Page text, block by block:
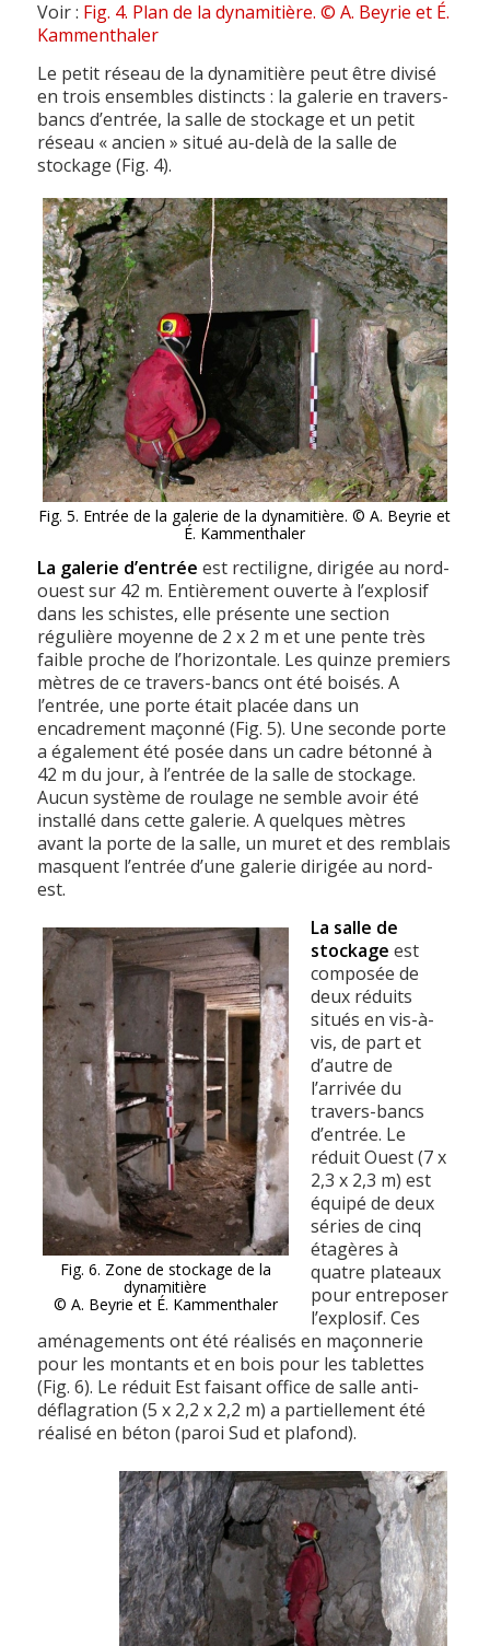
Voir : Fig. 4. Plan de la dynamitière. © A. Beyrie et É.
Kammenthaler
Le petit réseau de la dynamitière peut être divisé
en trois ensembles distincts : la galerie en travers-
bancs d’entrée, la salle de stockage et un petit
réseau « ancien » situé au-delà de la salle de
stockage (Fig. 4).
Fig. 5. Entrée de la galerie de la dynamitière. © A. Beyrie et
É. Kammenthaler
La galerie d’entrée est rectiligne, dirigée au nord-
ouest sur 42 m. Entièrement ouverte à l’explosif
dans les schistes, elle présente une section
régulière moyenne de 2 x 2 m et une pente très
faible proche de l’horizontale. Les quinze premiers
mètres de ce travers-bancs ont été boisés. A
l’entrée, une porte était placée dans un
encadrement maçonné (Fig. 5). Une seconde porte
a également été posée dans un cadre bétonné à
42 m du jour, à l’entrée de la salle de stockage.
Aucun système de roulage ne semble avoir été
installé dans cette galerie. A quelques mètres
avant la porte de la salle, un muret et des remblais
masquent l’entrée d’une galerie dirigée au nord-
est.
Fig. 6. Zone de stockage de la
dynamitière
© A. Beyrie et É. Kammenthaler
La salle de
stockage est
composée de
deux réduits
situés en vis-à-
vis, de part et
d’autre de
l’arrivée du
travers-bancs
d’entrée. Le
réduit Ouest (7 x
2,3 x 2,3 m) est
équipé de deux
séries de cinq
étagères à
quatre plateaux
pour entreposer
l’explosif. Ces
aménagements ont été réalisés en maçonnerie
pour les montants et en bois pour les tablettes
(Fig. 6). Le réduit Est faisant office de salle anti-
déflagration (5 x 2,2 x 2,2 m) a partiellement été
réalisé en béton (paroi Sud et plafond).